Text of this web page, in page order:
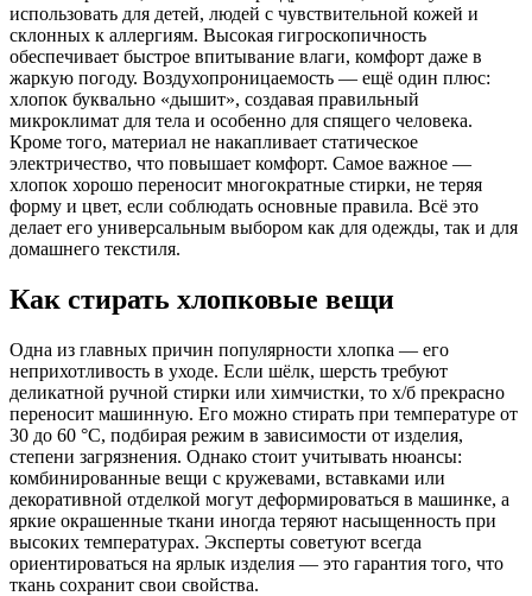
использовать для детей, людей с чувствительной кожей и
склонных к аллергиям. Высокая гигроскопичность
обеспечивает быстрое впитывание влаги, комфорт даже в
жаркую погоду. Воздухопроницаемость — ещё один плюс:
хлопок буквально «дышит», создавая правильный
микроклимат для тела и особенно для спящего человека.
Кроме того, материал не накапливает статическое
электричество, что повышает комфорт. Самое важное —
хлопок хорошо переносит многократные стирки, не теряя
форму и цвет, если соблюдать основные правила. Всё это
делает его универсальным выбором как для одежды, так и для
домашнего текстиля.
Как стирать хлопковые вещи
Одна из главных причин популярности хлопка — его
неприхотливость в уходе. Если шёлк, шерсть требуют
деликатной ручной стирки или химчистки, то х/б прекрасно
переносит машинную. Его можно стирать при температуре от
30 до 60 °С, подбирая режим в зависимости от изделия,
степени загрязнения. Однако стоит учитывать нюансы:
комбинированные вещи с кружевами, вставками или
декоративной отделкой могут деформироваться в машинке, а
яркие окрашенные ткани иногда теряют насыщенность при
высоких температурах. Эксперты советуют всегда
ориентироваться на ярлык изделия — это гарантия того, что
ткань сохранит свои свойства.